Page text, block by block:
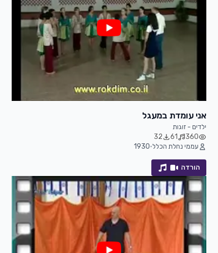
אני עומדת במעגל
ילדים - זוגות
360
61
32
עממי נחלת הכלל•
1930
הורדה